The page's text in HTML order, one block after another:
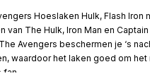
Hoeslaken Hulk, Flash
van The Hulk, Iron Man en
Avengers beschermen je ‘s
waardoor het laken goed om